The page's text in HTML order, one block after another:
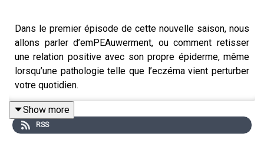
Dans le premier épisode de cette nouvelle saison, nous
allons parler d’emPEAuwerment, ou comment retisser
une relation positive avec son propre épiderme, même
lorsqu’une pathologie telle que l’eczéma vient perturber
votre quotidien.
On y pense peu mais dans toute rencontre avec
quelqu’un, la peau est le premier point de de contact
entre l’intérieur et l’extérieur, entre l’intime et le public,
Show more
RSS